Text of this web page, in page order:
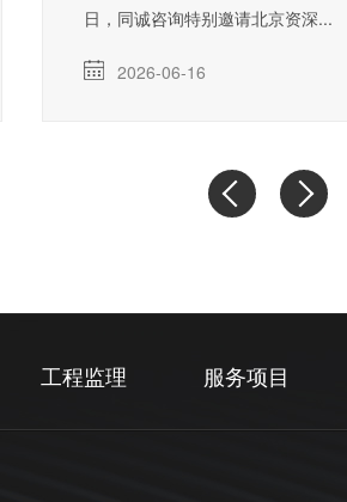
日，同诚咨询特别邀请北京资深...
2026-06-16
工程监理 服务项目